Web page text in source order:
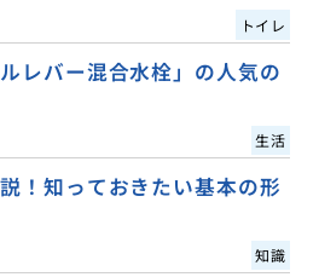
トイレ
レバー混合水栓」の人気の
生活
！知っておきたい基本の形
知識